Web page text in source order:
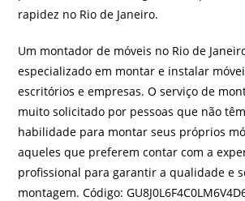
rapidez no Rio de Janeiro.
Um montador de móveis no Rio de
especializado em montar e instalar
escritórios e empresas. O serviço de
muito solicitado por pessoas que não
habilidade para montar seus próprios
aqueles que preferem contar com a
profissional para garantir a qualidade e
montagem. Código: